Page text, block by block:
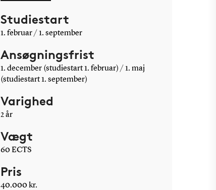
Studiestart
1. februar / 1. september
Ansøgningsfrist
1. december (studiestart 1. februar) / 1. maj
(studiestart 1. september)
Varighed
2 år
Vægt
60 ECTS
Pris
40.000 kr.